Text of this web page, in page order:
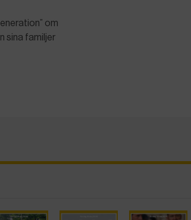
om
sina familjer